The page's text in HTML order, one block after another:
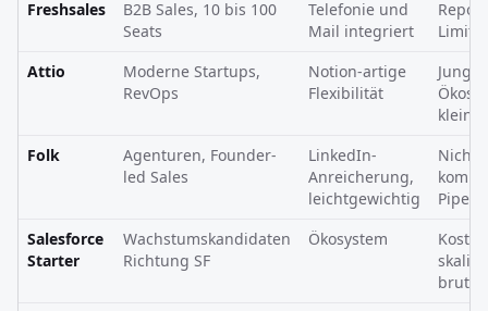
Freshsales
B2B Sales, 10 bis 100
Seats
Telefonie und
Mail integriert
Limits
Attio
Moderne Startups,
RevOps
Notion-artige
Flexibilität
Jung,
klein
Folk
Agenturen, Founder-
led Sales
LinkedIn-
Anreicherung,
leichtgewichtig
Nicht
Salesforce
Starter
Wachstumskandidaten
Richtung SF
Ökosystem
Kosten
brutal